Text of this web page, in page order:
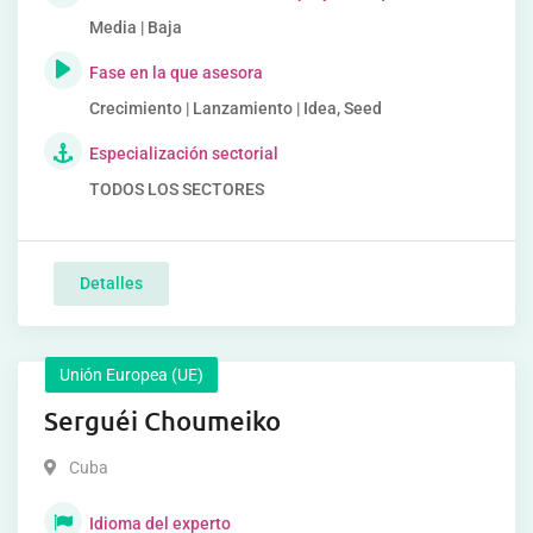
Media | Baja
Fase en la que asesora
Crecimiento | Lanzamiento | Idea, Seed
Especialización sectorial
TODOS LOS SECTORES
Detalles
Unión Europea (UE)
Serguéi Choumeiko
Cuba
Idioma del experto